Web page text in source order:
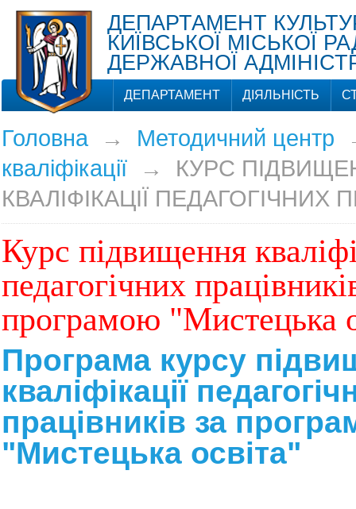
ДЕПАРТАМЕНТ
КИЇВСЬКОЇ МІСЬКОЇ
ДЕРЖАВНОЇ
ДЕПАРТАМЕНТ ДІЯЛЬНІСТЬ
Головна→ Методичний центр
кваліфікації→ КУРС
КВАЛІФІКАЦІЇ ПЕДАГОГІЧНИХ
Курс підвищення
педагогічних
програмою "Мистецька
Програма курсу
кваліфікації
працівників за
"Мистецька освіта"